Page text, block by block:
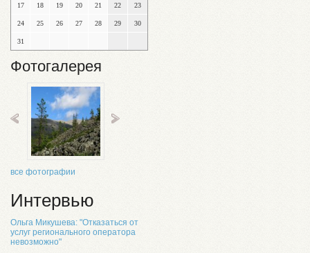
17 18 19 20 21 22 23
24 25 26 27 28 29 30
31
Фотогалерея
все фотографии
Интервью
Ольга Микушева: "Отказаться от
услуг регионального оператора
невозможно"